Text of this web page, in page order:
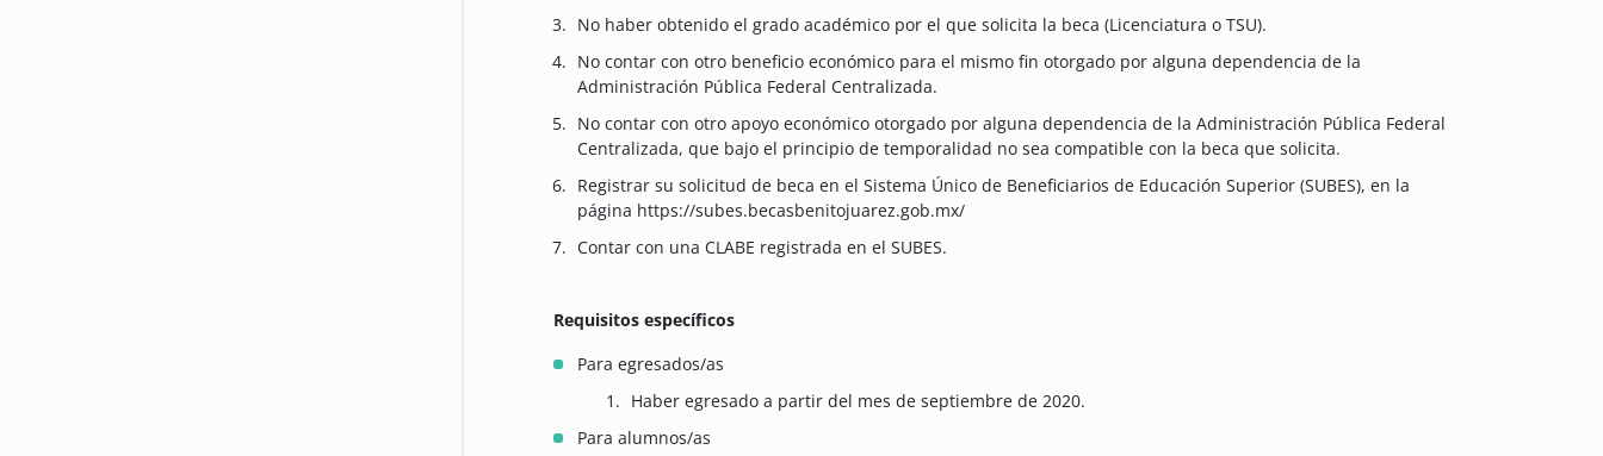
No haber obtenido el grado académico por el que solicita la beca (Licenciatura o TSU).
No contar con otro beneficio económico para el mismo fin otorgado por alguna dependencia de la
Administración Pública Federal Centralizada.
No contar con otro apoyo económico otorgado por alguna dependencia de la Administración Pública Federal
Centralizada, que bajo el principio de temporalidad no sea compatible con la beca que solicita.
Registrar su solicitud de beca en el Sistema Único de Beneficiarios de Educación Superior (SUBES), en la
página https://subes.becasbenitojuarez.gob.mx/
Contar con una CLABE registrada en el SUBES.
Requisitos específicos
Para egresados/as
Haber egresado a partir del mes de septiembre de 2020.
Para alumnos/as